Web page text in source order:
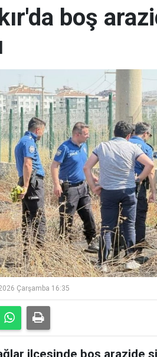
boş
Çarşamba 16:35
ilçesinde boş arazide